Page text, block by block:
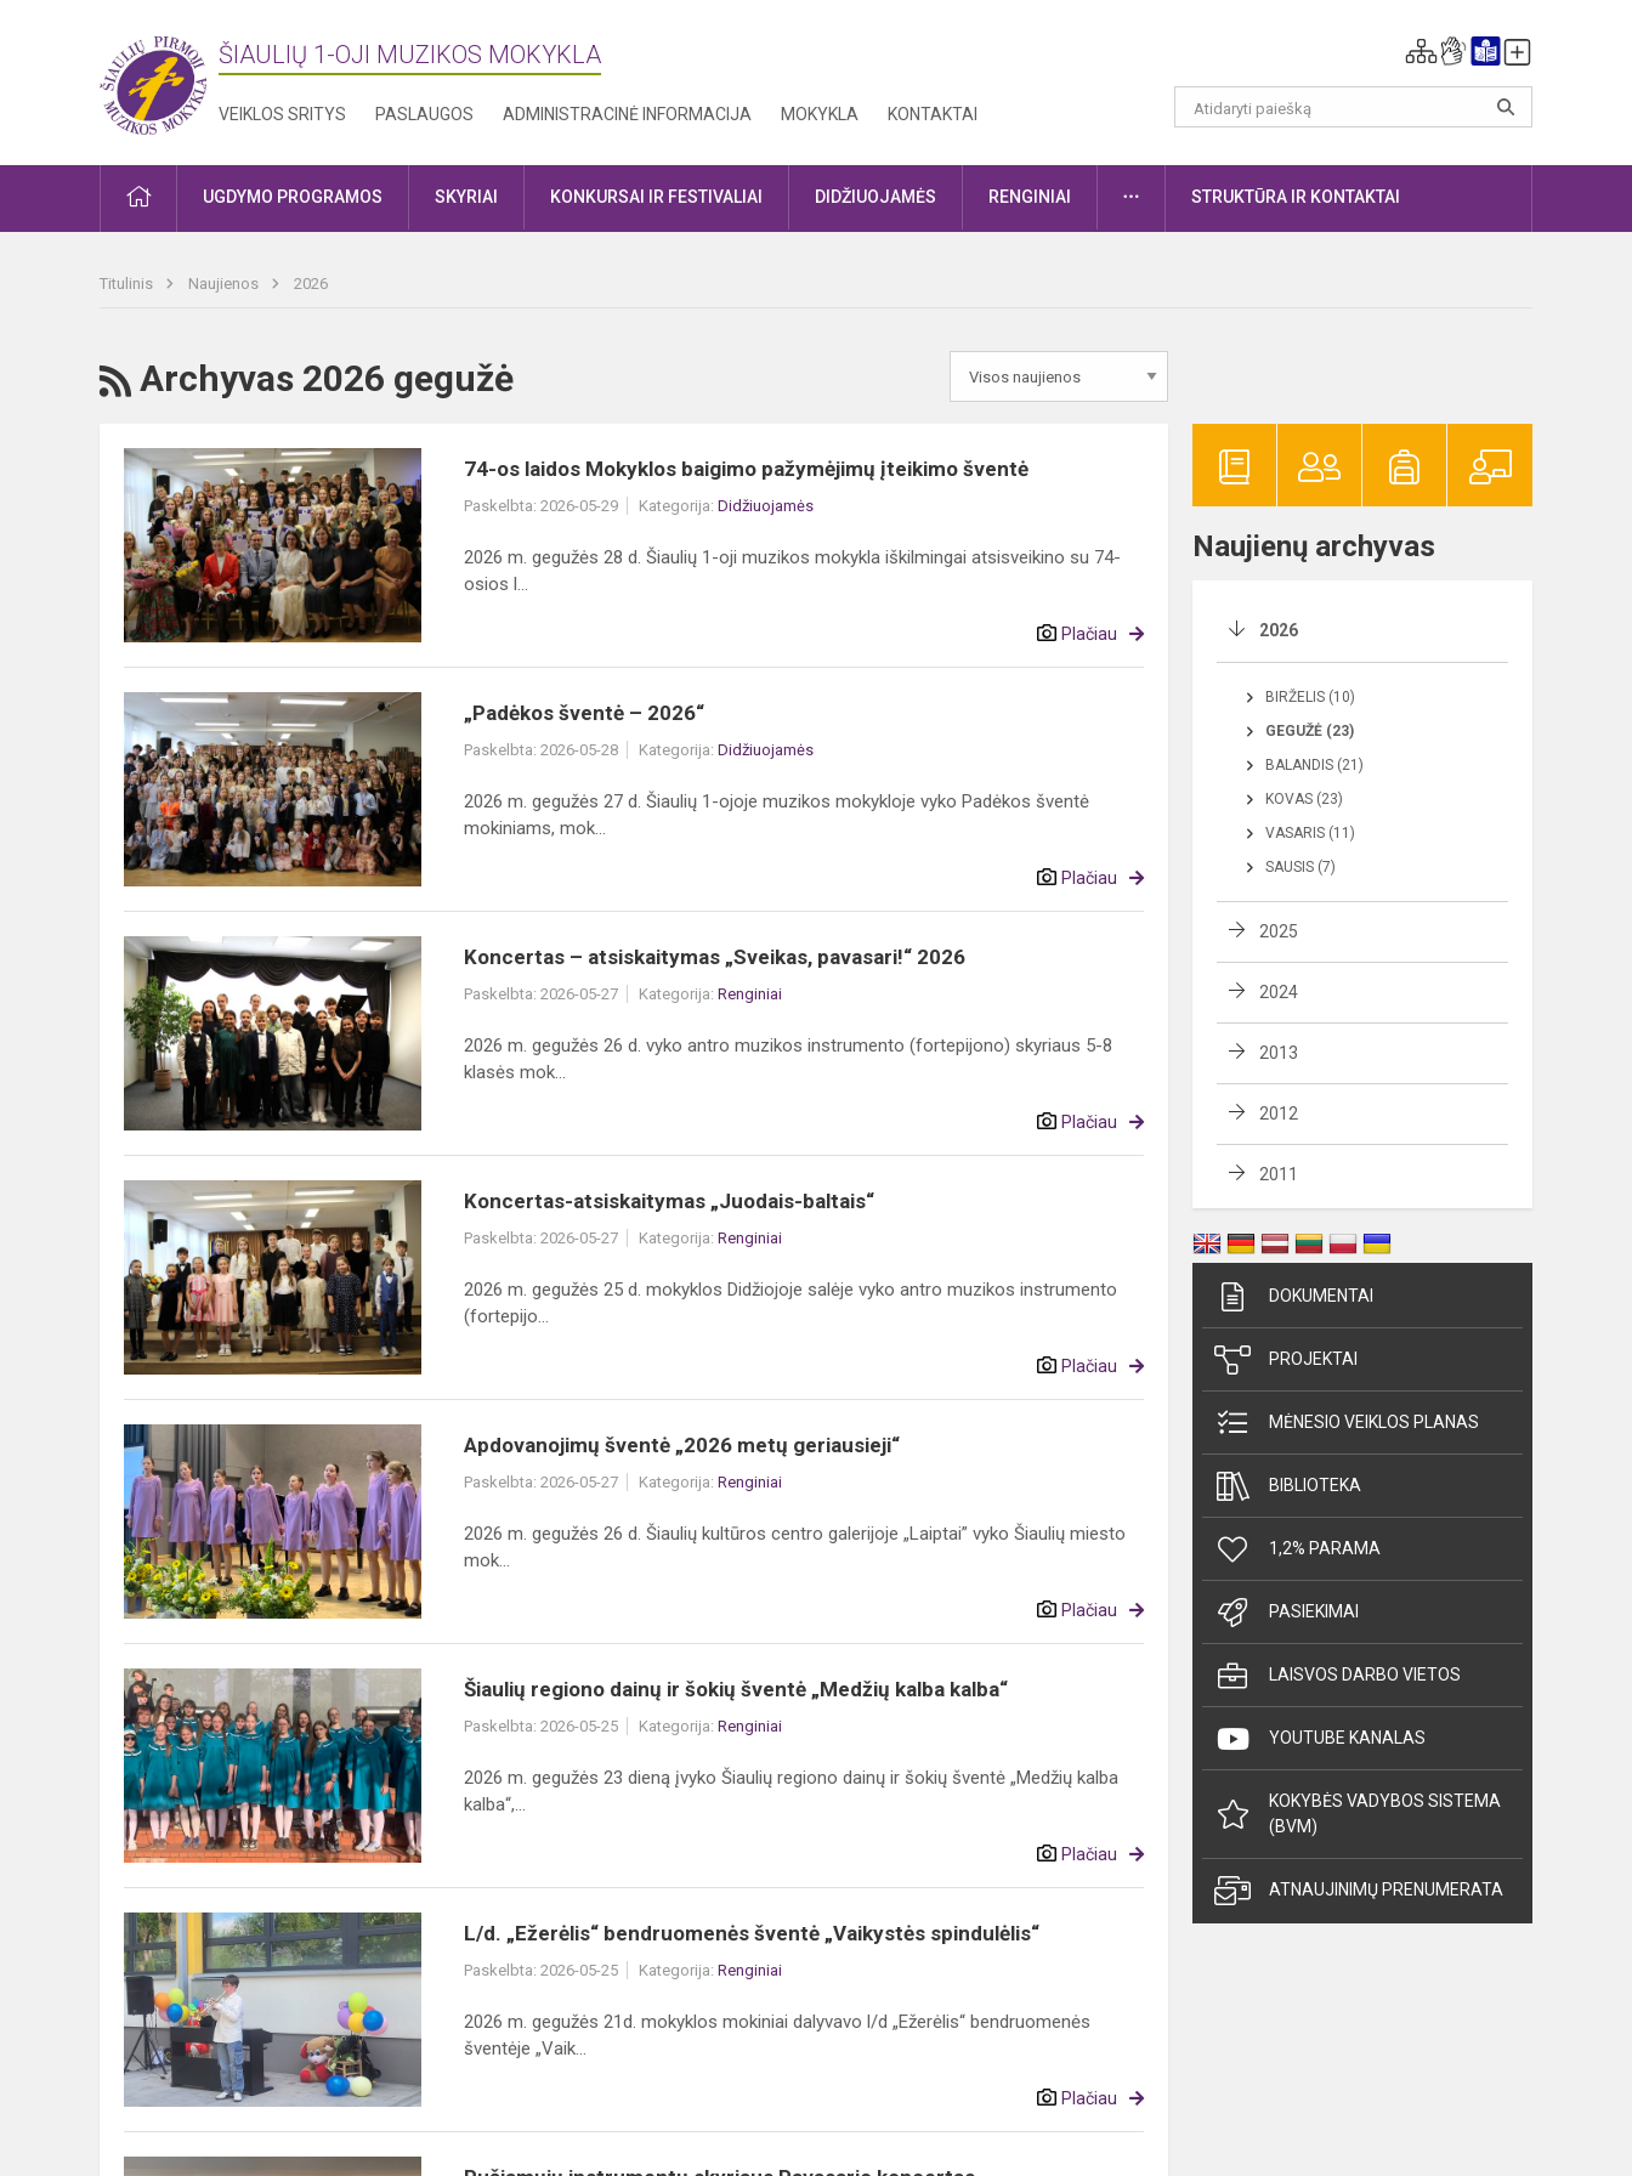
ŠIAULIŲ 1-OJI MUZIKOS MOKYKLA
VEIKLOS SRITYS PASLAUGOS ADMINISTRACINĖ INFORMACIJA MOKYKLA KONTAKTAI
PRADŽIAUGDYMO PROGRAMOS SKYRIAI KONKURSAI IR FESTIVALIAI DIDŽIUOJAMĖS RENGINIAI DAUGIAUSTRUKTŪRA IR KONTAKTAI
Titulinis Naujienos 2026
RSS
Archyvas 2026 gegužė
74-
os
laidos
Mokyklos
baigimo
pažymėjimų
įteikimo
šventė
74-os laidos Mokyklos baigimo pažymėjimų įteikimo šventė
Paskelbta: 2026-05-29 Kategorija: Didžiuojamės
2026 m. gegužės 28 d. Šiaulių 1-oji muzikos mokykla iškilmingai atsisveikino su 74-
osios l...
Plačiau
„Padėkos
šventė
–
2026“
„Padėkos šventė – 2026“
Paskelbta: 2026-05-28 Kategorija: Didžiuojamės
2026 m. gegužės 27 d. Šiaulių 1-ojoje muzikos mokykloje vyko Padėkos šventė
mokiniams, mok...
Plačiau
Koncertas
–
atsiskaitymas
„Sveikas,
pavasari!“
2026
Koncertas – atsiskaitymas „Sveikas, pavasari!“ 2026
Paskelbta: 2026-05-27 Kategorija: Renginiai
2026 m. gegužės 26 d. vyko antro muzikos instrumento (fortepijono) skyriaus 5-8
klasės mok...
Plačiau
Koncertas-
atsiskaitymas
„Juodais-
baltais“
Koncertas-atsiskaitymas „Juodais-baltais“
Paskelbta: 2026-05-27 Kategorija: Renginiai
2026 m. gegužės 25 d. mokyklos Didžiojoje salėje vyko antro muzikos instrumento
(fortepijo...
Plačiau
Apdovanojimų
šventė
„2026
metų
geriausieji“
Apdovanojimų šventė „2026 metų geriausieji“
Paskelbta: 2026-05-27 Kategorija: Renginiai
2026 m. gegužės 26 d. Šiaulių kultūros centro galerijoje „Laiptai” vyko Šiaulių miesto
mok...
Plačiau
Šiaulių
regiono
dainų
ir
šokių
šventė
„Medžių
kalba
kalba“
Šiaulių regiono dainų ir šokių šventė „Medžių kalba kalba“
Paskelbta: 2026-05-25 Kategorija: Renginiai
2026 m. gegužės 23 dieną įvyko Šiaulių regiono dainų ir šokių šventė „Medžių kalba
kalba“,...
Plačiau
L/d.
„Ežerėlis“
bendruomenės
šventė
„Vaikystės
spindulėlis“
L/d. „Ežerėlis“ bendruomenės šventė „Vaikystės spindulėlis“
Paskelbta: 2026-05-25 Kategorija: Renginiai
2026 m. gegužės 21d. mokyklos mokiniai dalyvavo l/d „Ežerėlis“ bendruomenės
šventėje „Vaik...
Plačiau
Pučiamųjų
Naujienų archyvas
2026
BIRŽELIS (10)
GEGUŽĖ (23)
BALANDIS (21)
KOVAS (23)
VASARIS (11)
SAUSIS (7)
2025
2024
2013
2012
2011
DOKUMENTAI
PROJEKTAI
MĖNESIO VEIKLOS PLANAS
BIBLIOTEKA
1,2% PARAMA
PASIEKIMAI
LAISVOS DARBO VIETOS
YOUTUBE KANALAS
KOKYBĖS VADYBOS SISTEMA
(BVM)
ATNAUJINIMŲ PRENUMERATA